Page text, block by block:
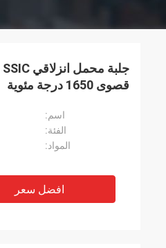
قصوى 1650 درجة مئوية
اسم:
الفئة:
المواد:
افضل سعر